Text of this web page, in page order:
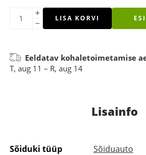
LISA KORVI
Eeldatav kohaletoimetamise
T, aug 11 – R, aug 14
Lisainfo
Sõiduki tüüp
Sõiduauto